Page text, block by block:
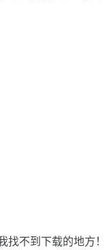
找不到下载的地方！